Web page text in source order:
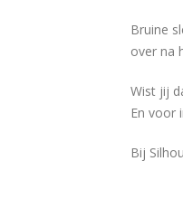
Bruine
over na
Wist jij
En voor
Bij